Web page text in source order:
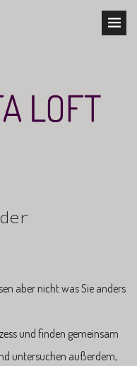
aber nicht was Sie anders
und finden gemeinsam
untersuchen außerdem,